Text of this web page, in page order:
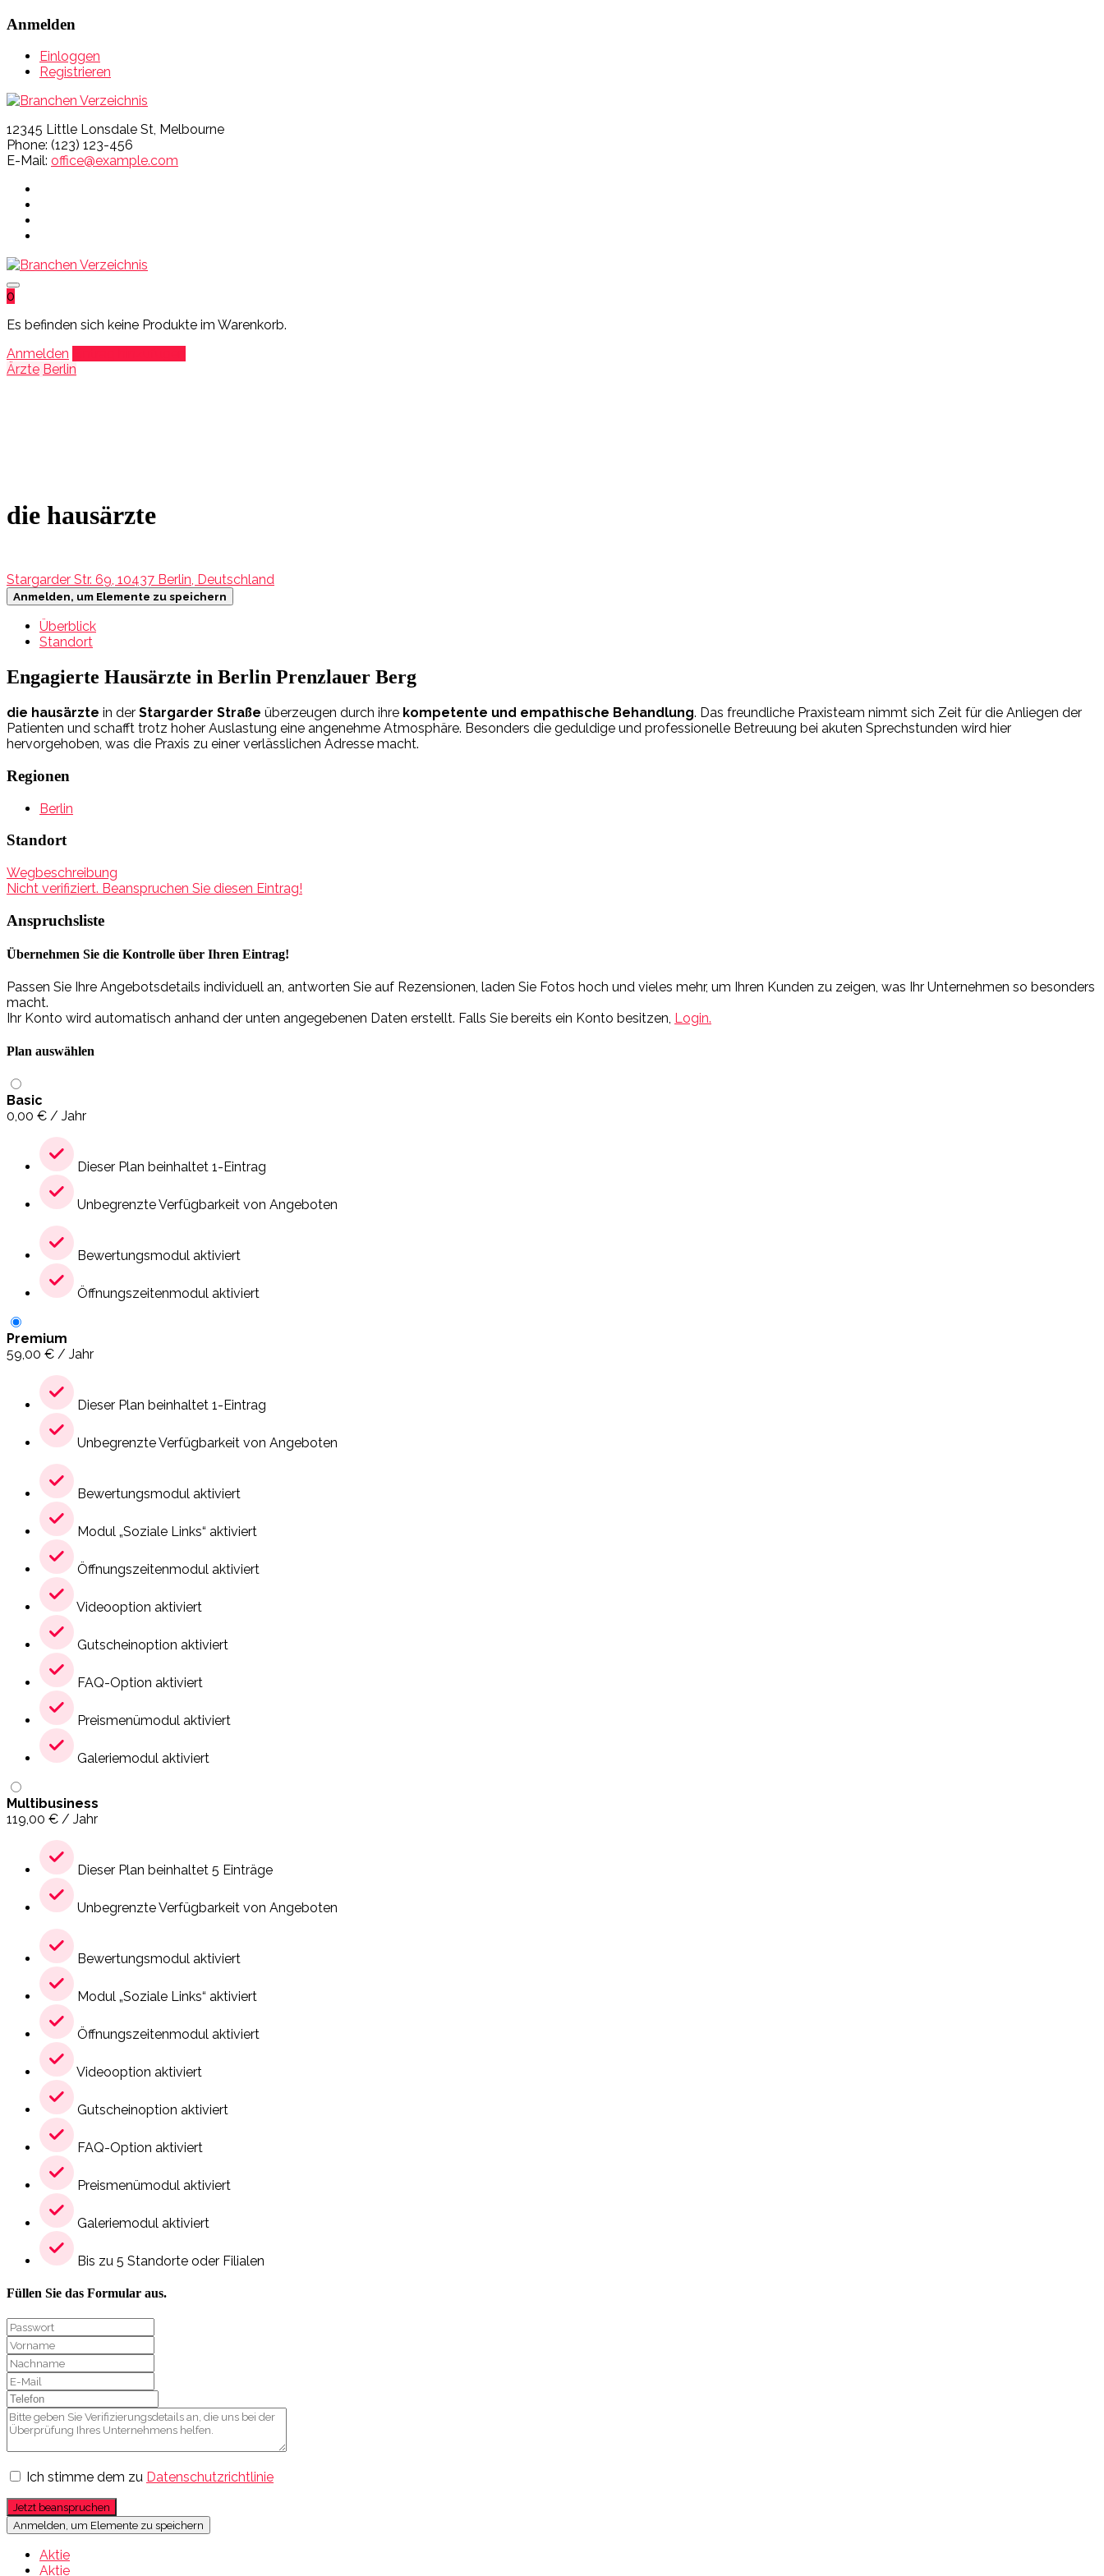
Anmelden
Einloggen
Registrieren
12345 Little Lonsdale St, Melbourne
Phone: (123) 123-456
E-Mail: office@example.com
0
Es befinden sich keine Produkte im Warenkorb.
Anmelden
Ärzte Berlin
die hausärzte
Stargarder Str. 69, 10437 Berlin, Deutschland
Anmelden, um Elemente zu speichern
Überblick
Standort
Engagierte Hausärzte in Berlin Prenzlauer Berg
die hausärzte in der Stargarder Straße überzeugen durch ihre kompetente und empathische Behandlung. Das freundliche Praxisteam nimmt sich Zeit für die Anliegen der
Patienten und schafft trotz hoher Auslastung eine angenehme Atmosphäre. Besonders die geduldige und professionelle Betreuung bei akuten Sprechstunden wird hier
hervorgehoben, was die Praxis zu einer verlässlichen Adresse macht.
Regionen
Berlin
Standort
Wegbeschreibung
Nicht verifiziert. Beanspruchen Sie diesen Eintrag!
Anspruchsliste
Übernehmen Sie die Kontrolle über Ihren Eintrag!
Passen Sie Ihre Angebotsdetails individuell an, antworten Sie auf Rezensionen, laden Sie Fotos hoch und vieles mehr, um Ihren Kunden zu zeigen, was Ihr Unternehmen so besonders
macht.
Ihr Konto wird automatisch anhand der unten angegebenen Daten erstellt. Falls Sie bereits ein Konto besitzen, Login.
Plan auswählen
Basic
0,00 € / Jahr
Dieser Plan beinhaltet 1-Eintrag
Unbegrenzte Verfügbarkeit von Angeboten
Bewertungsmodul aktiviert
Öffnungszeitenmodul aktiviert
Premium
59,00 € / Jahr
Dieser Plan beinhaltet 1-Eintrag
Unbegrenzte Verfügbarkeit von Angeboten
Bewertungsmodul aktiviert
Modul „Soziale Links“ aktiviert
Öffnungszeitenmodul aktiviert
Videooption aktiviert
Gutscheinoption aktiviert
FAQ-Option aktiviert
Preismenümodul aktiviert
Galeriemodul aktiviert
Multibusiness
119,00 € / Jahr
Dieser Plan beinhaltet 5 Einträge
Unbegrenzte Verfügbarkeit von Angeboten
Bewertungsmodul aktiviert
Modul „Soziale Links“ aktiviert
Öffnungszeitenmodul aktiviert
Videooption aktiviert
Gutscheinoption aktiviert
FAQ-Option aktiviert
Preismenümodul aktiviert
Galeriemodul aktiviert
Bis zu 5 Standorte oder Filialen
Füllen Sie das Formular aus.
Ich stimme dem zu Datenschutzrichtlinie
Jetzt beanspruchen
Anmelden, um Elemente zu speichern
Aktie
Aktie